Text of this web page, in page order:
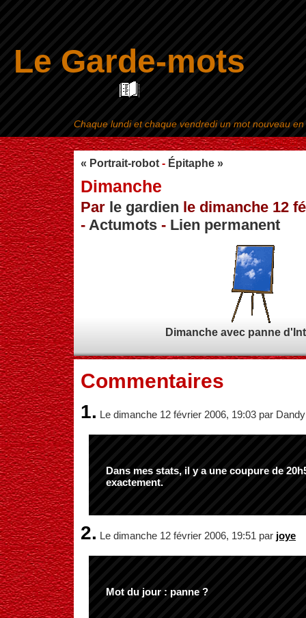
Le Garde-mots
Aller au contenu|
« Portrait-robot - Épitaphe »
Dimanche
Par le gardien le dimanche 12
- Actumots - Lien permanent
Dimanche avec panne
Commentaires
1. Le dimanche 12 février 2006, 19:03 par
Dans mes stats, il y a une coupure de
exactement.
2. Le dimanche 12 février 2006, 19:51 par joye
Mot du jour : panne ?
Chaque lundi et chaque vendredi un mot nouveau